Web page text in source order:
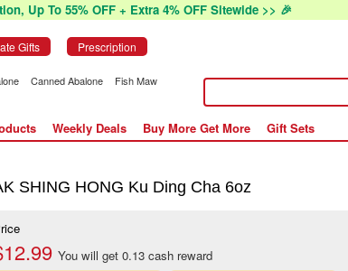
Up To 55% OFF + Extra 4% OFF Sitewide >> 🎉
Gifts Prescription
Canned Abalone
Fish Maw
Weekly Deals Buy More Get More Gift Sets
SHING HONG Ku Ding Cha 6oz
You will get 0.13 cash reward